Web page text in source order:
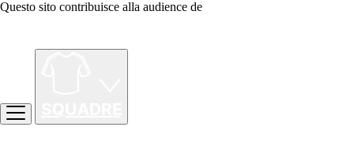
Questo sito contribuisce alla audience de